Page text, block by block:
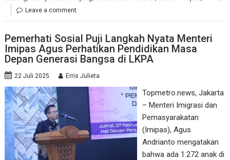
Leave a comment
Pemerhati Sosial Puji Langkah Nyata Menteri
Imipas Agus Perhatikan Pendidikan Masa
Depan Generasi Bangsa di LKPA
22 Juli 2025 Erris Julieta
Topmetro.news, Jakarta
– Menteri Imigrasi dan
Pemasyarakatan
(Imipas), Agus
Andrianto mengatakan
bahwa ada 1.272 anak di